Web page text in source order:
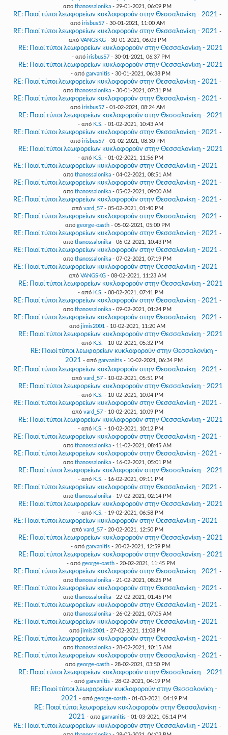
από thanossalonika - 29-01-2021, 06:09 PM
RE: Ποιοί τύποι λεωφορείων κυκλοφορούν στην Θεσσαλονίκη - 2021 -
από irisbus57- 30-01-2021, 11:00 AM
RE: Ποιοί τύποι λεωφορείων κυκλοφορούν στην Θεσσαλονίκη - 2021 -
από VANGSKG- 30-01-2021, 06:03 PM
RE: Ποιοί τύποι λεωφορείων κυκλοφορούν στην Θεσσαλονίκη - 2021
- από irisbus57- 30-01-2021, 06:37 PM
RE: Ποιοί τύποι λεωφορείων κυκλοφορούν στην Θεσσαλονίκη - 2021
- από garvanitis - 30-01-2021, 06:38 PM
RE: Ποιοί τύποι λεωφορείων κυκλοφορούν στην Θεσσαλονίκη - 2021 -
από thanossalonika - 30-01-2021, 07:31 PM
RE: Ποιοί τύποι λεωφορείων κυκλοφορούν στην Θεσσαλονίκη - 2021 -
από irisbus57- 01-02-2021, 08:24 AM
RE: Ποιοί τύποι λεωφορείων κυκλοφορούν στην Θεσσαλονίκη - 2021
- από K.S. - 01-02-2021, 10:43 AM
RE: Ποιοί τύποι λεωφορείων κυκλοφορούν στην Θεσσαλονίκη - 2021 -
από irisbus57- 01-02-2021, 08:30 PM
RE: Ποιοί τύποι λεωφορείων κυκλοφορούν στην Θεσσαλονίκη - 2021
- από K.S. - 01-02-2021, 11:56 PM
RE: Ποιοί τύποι λεωφορείων κυκλοφορούν στην Θεσσαλονίκη - 2021 -
από thanossalonika - 04-02-2021, 08:51 AM
RE: Ποιοί τύποι λεωφορείων κυκλοφορούν στην Θεσσαλονίκη - 2021 -
από thanossalonika - 05-02-2021, 09:00 AM
RE: Ποιοί τύποι λεωφορείων κυκλοφορούν στην Θεσσαλονίκη - 2021 -
από vard_57- 05-02-2021, 01:40 PM
RE: Ποιοί τύποι λεωφορείων κυκλοφορούν στην Θεσσαλονίκη - 2021 -
από george-oasth- 05-02-2021, 05:00 PM
RE: Ποιοί τύποι λεωφορείων κυκλοφορούν στην Θεσσαλονίκη - 2021 -
από thanossalonika - 06-02-2021, 10:43 PM
RE: Ποιοί τύποι λεωφορείων κυκλοφορούν στην Θεσσαλονίκη - 2021 -
από thanossalonika - 07-02-2021, 07:19 PM
RE: Ποιοί τύποι λεωφορείων κυκλοφορούν στην Θεσσαλονίκη - 2021 -
από VANGSKG- 08-02-2021, 11:23 AM
RE: Ποιοί τύποι λεωφορείων κυκλοφορούν στην Θεσσαλονίκη - 2021
- από K.S. - 08-02-2021, 07:41 PM
RE: Ποιοί τύποι λεωφορείων κυκλοφορούν στην Θεσσαλονίκη - 2021 -
από thanossalonika - 09-02-2021, 01:24 PM
RE: Ποιοί τύποι λεωφορείων κυκλοφορούν στην Θεσσαλονίκη - 2021 -
από jimis2001 - 10-02-2021, 11:20 AM
RE: Ποιοί τύποι λεωφορείων κυκλοφορούν στην Θεσσαλονίκη - 2021
- από K.S. - 10-02-2021, 05:32 PM
RE: Ποιοί τύποι λεωφορείων κυκλοφορούν στην Θεσσαλονίκη -
2021 - από garvanitis - 10-02-2021, 06:34 PM
RE: Ποιοί τύποι λεωφορείων κυκλοφορούν στην Θεσσαλονίκη - 2021 -
από vard_57- 10-02-2021, 05:51 PM
RE: Ποιοί τύποι λεωφορείων κυκλοφορούν στην Θεσσαλονίκη - 2021
- από K.S. - 10-02-2021, 10:04 PM
RE: Ποιοί τύποι λεωφορείων κυκλοφορούν στην Θεσσαλονίκη - 2021 -
από vard_57- 10-02-2021, 10:09 PM
RE: Ποιοί τύποι λεωφορείων κυκλοφορούν στην Θεσσαλονίκη - 2021
- από K.S. - 10-02-2021, 10:12 PM
RE: Ποιοί τύποι λεωφορείων κυκλοφορούν στην Θεσσαλονίκη - 2021 -
από thanossalonika - 11-02-2021, 08:45 AM
RE: Ποιοί τύποι λεωφορείων κυκλοφορούν στην Θεσσαλονίκη - 2021 -
από thanossalonika - 16-02-2021, 05:01 PM
RE: Ποιοί τύποι λεωφορείων κυκλοφορούν στην Θεσσαλονίκη - 2021
- από K.S. - 16-02-2021, 09:11 PM
RE: Ποιοί τύποι λεωφορείων κυκλοφορούν στην Θεσσαλονίκη - 2021 -
από thanossalonika - 19-02-2021, 02:14 PM
RE: Ποιοί τύποι λεωφορείων κυκλοφορούν στην Θεσσαλονίκη - 2021
- από K.S. - 19-02-2021, 06:58 PM
RE: Ποιοί τύποι λεωφορείων κυκλοφορούν στην Θεσσαλονίκη - 2021 -
από vard_57- 20-02-2021, 12:50 PM
RE: Ποιοί τύποι λεωφορείων κυκλοφορούν στην Θεσσαλονίκη - 2021
- από garvanitis - 20-02-2021, 12:59 PM
RE: Ποιοί τύποι λεωφορείων κυκλοφορούν στην Θεσσαλονίκη - 2021
- από george-oasth- 20-02-2021, 11:45 PM
RE: Ποιοί τύποι λεωφορείων κυκλοφορούν στην Θεσσαλονίκη - 2021 -
από thanossalonika - 21-02-2021, 08:25 PM
RE: Ποιοί τύποι λεωφορείων κυκλοφορούν στην Θεσσαλονίκη - 2021 -
από thanossalonika - 22-02-2021, 01:45 PM
RE: Ποιοί τύποι λεωφορείων κυκλοφορούν στην Θεσσαλονίκη - 2021 -
από thanossalonika - 26-02-2021, 07:05 AM
RE: Ποιοί τύποι λεωφορείων κυκλοφορούν στην Θεσσαλονίκη - 2021 -
από jimis2001 - 27-02-2021, 11:08 PM
RE: Ποιοί τύποι λεωφορείων κυκλοφορούν στην Θεσσαλονίκη - 2021 -
από thanossalonika - 28-02-2021, 10:15 AM
RE: Ποιοί τύποι λεωφορείων κυκλοφορούν στην Θεσσαλονίκη - 2021 -
από george-oasth- 28-02-2021, 03:50 PM
RE: Ποιοί τύποι λεωφορείων κυκλοφορούν στην Θεσσαλονίκη - 2021
- από garvanitis - 28-02-2021, 04:19 PM
RE: Ποιοί τύποι λεωφορείων κυκλοφορούν στην Θεσσαλονίκη -
2021 - από george-oasth- 01-03-2021, 04:19 PM
RE: Ποιοί τύποι λεωφορείων κυκλοφορούν στην Θεσσαλονίκη -
2021 - από garvanitis- 01-03-2021, 05:14 PM
RE: Ποιοί τύποι λεωφορείων κυκλοφορούν στην Θεσσαλονίκη - 2021 -